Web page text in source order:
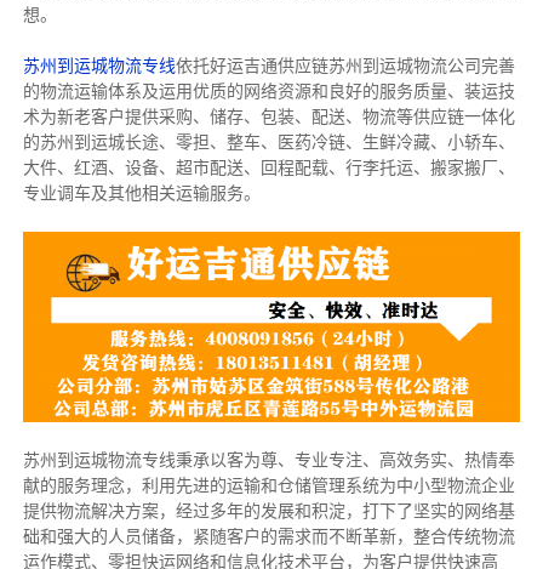
想。
苏州到运城物流专线依托好运吉通供应链苏州到运城物流公司完善
的物流运输体系及运用优质的网络资源和良好的服务质量、装运技
术为新老客户提供采购、储存、包装、配送、物流等供应链一体化
的苏州到运城长途、零担、整车、医药冷链、生鲜冷藏、小轿车、
大件、红酒、设备、超市配送、回程配载、行李托运、搬家搬厂、
专业调车及其他相关运输服务。
苏州到运城物流专线秉承以客为尊、专业专注、高效务实、热情奉
献的服务理念，利用先进的运输和仓储管理系统为中小型物流企业
提供物流解决方案，经过多年的发展和积淀，打下了坚实的网络基
础和强大的人员储备，紧随客户的需求而不断革新，整合传统物流
运作模式、零担快运网络和信息化技术平台，为客户提供快速高